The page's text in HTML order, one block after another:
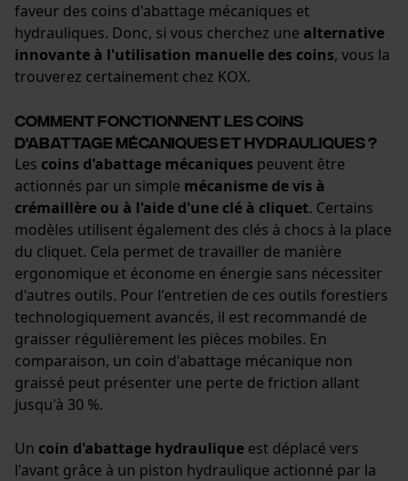
faveur des coins d'abattage mécaniques et
hydrauliques. Donc, si vous cherchez une alternative
innovante à l'utilisation manuelle des coins, vous la
trouverez certainement chez KOX.
Comment fonctionnent les coins
d'abattage mécaniques et hydrauliques ?
Les coins d'abattage mécaniques peuvent être
actionnés par un simple mécanisme de vis à
crémaillère ou à l'aide d'une clé à cliquet. Certains
modèles utilisent également des clés à chocs à la place
du cliquet. Cela permet de travailler de manière
ergonomique et économe en énergie sans nécessiter
d'autres outils. Pour l'entretien de ces outils forestiers
technologiquement avancés, il est recommandé de
graisser régulièrement les pièces mobiles. En
comparaison, un coin d'abattage mécanique non
graissé peut présenter une perte de friction allant
jusqu'à 30 %.
Un coin d'abattage hydraulique est déplacé vers
l'avant grâce à un piston hydraulique actionné par la